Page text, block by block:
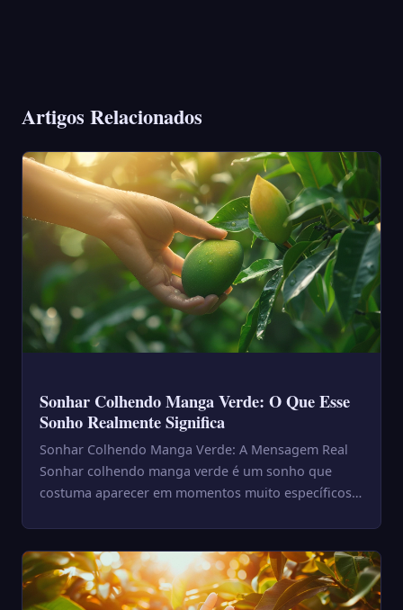
Artigos Relacionados
Sonhar Colhendo Manga Verde: O Que Esse
Sonho Realmente Significa
Sonhar Colhendo Manga Verde: A Mensagem Real
Sonhar colhendo manga verde é um sonho que
costuma aparecer em momentos muito específicos